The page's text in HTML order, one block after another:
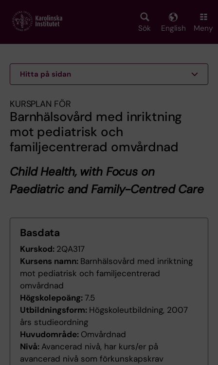
main
Sök English Meny
Hitta på sidan
KURSPLAN FÖR
Barnhälsovård med inriktning
mot pediatrisk och
familjecentrerad omvårdnad
Child Health, with Focus on
Paediatric and Family-Centred Care
Basdata
Kurskod: 2QA317
Kursens namn: Barnhälsovård med inriktning
mot pediatrisk och familjecentrerad
omvårdnad
Högskolepoäng:7.5
Utbildningsform: Högskoleutbildning, 2007
års studieordning
Huvudområde: Omvårdnad
Nivå: Avancerad nivå, har kurs/er på
avancerad nivå som förkunskapskrav